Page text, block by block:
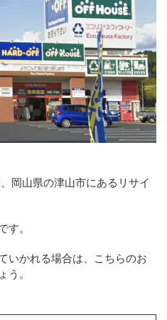
岡山県の津山市にあるリサイ
す。
いかれる場合は、こちらのお
う。